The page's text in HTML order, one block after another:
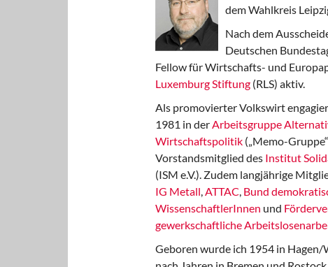
dem Wahlkreis
Nach dem
Deutschen
Fellow für Wirtschafts- und
Luxemburg Stiftung (RLS) aktiv.
Als promovierter Volkswirt
1981 in derArbeitsgruppe
Wirtschaftspolitik („Memo-
Vorstandsmitglied des Institut
(ISM e.V.). Zudem langjährige
IG Metall,ATTAC, Bund
WissenschaftlerInnen und
gewerkschaftliche
Geboren wurde ich 1954 in Hagen/